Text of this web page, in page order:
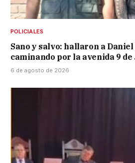
POLICIALES
Sano y salvo: hallaron a
caminando por la avenida 9 de
6 de agosto de 2026